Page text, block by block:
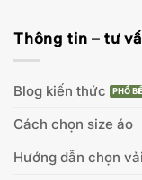
Thông tin – tư
Blog kiến thức
Cách chọn size áo
Hướng dẫn chọn vải